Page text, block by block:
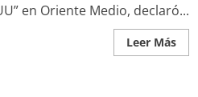
en Oriente Medio, declaró...
Leer Más